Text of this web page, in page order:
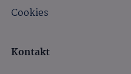
Cookies
Kontakt